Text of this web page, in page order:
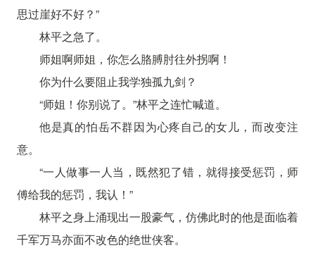
思过崖好不好？”
林平之急了。
师姐啊师姐，你怎么胳膊肘往外拐啊！
你为什么要阻止我学独孤九剑？
“师姐！你别说了。”林平之连忙喊道。
他是真的怕岳不群因为心疼自己的女儿，而改变注
意。
“一人做事一人当，既然犯了错，就得接受惩罚，师
傅给我的惩罚，我认！”
林平之身上涌现出一股豪气，仿佛此时的他是面临着
千军万马亦面不改色的绝世侠客。